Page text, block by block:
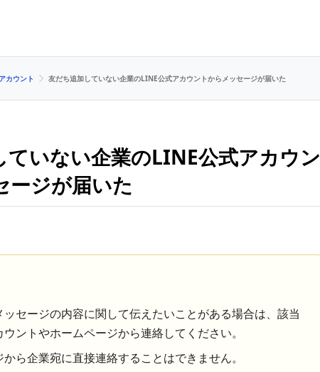
カウント 友だち追加していない企業のLINE公式アカウントからメッセージが届いた
ていない企業のLINE公式アカウン
ージが届いた
ッセージの内容に関して伝えたいことがある場合は、該当
ントやホームページから連絡してください。
ら企業宛に直接連絡することはできません。